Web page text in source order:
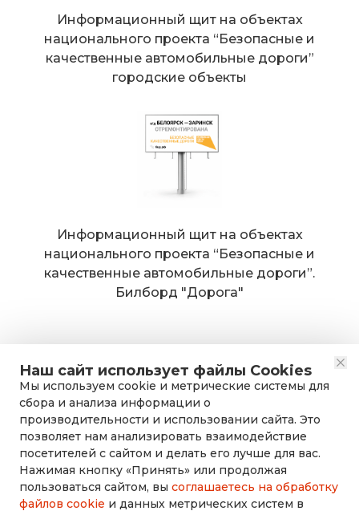
Наш сайт использует файлы Cookies
Мы используем cookie и метрические системы для
сбора и анализа информации о
производительности и использовании сайта. Это
позволяет нам анализировать взаимодействие
посетителей с сайтом и делать его лучше для вас.
Нажимая кнопку «Принять» или продолжая
пользоваться сайтом, вы соглашаетесь на обработку
файлов cookie и данных метрических систем в
Информационный щит на объектах
национального проекта “Безопасные и
качественные автомобильные дороги”
городские объекты
Информационный щит на объектах
национального проекта “Безопасные и
качественные автомобильные дороги”.
Билборд "Дорога"
rusdorznak@mail.ru